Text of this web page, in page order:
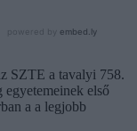
SZTE a tavalyi 758.
első
a a legjobb